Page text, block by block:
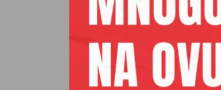
aktivistički nastrojeni
gledano, najbitnija odlika
lestvicu razvoja upravo
nije nešto nad čime ćemo